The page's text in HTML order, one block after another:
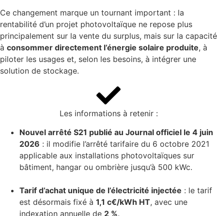
Ce changement marque un tournant important : la
rentabilité d’un projet photovoltaïque ne repose plus
principalement sur la vente du surplus, mais sur la capacité
à consommer directement l’énergie solaire produite, à
piloter les usages et, selon les besoins, à intégrer une
solution de stockage.
Les informations à retenir :
Nouvel arrêté S21 publié au Journal officiel le 4 juin
2026 : il modifie l’arrêté tarifaire du 6 octobre 2021
applicable aux installations photovoltaïques sur
bâtiment, hangar ou ombrière jusqu’à 500 kWc.
Tarif d’achat unique de l’électricité injectée : le tarif
est désormais fixé à 1,1 c€/kWh HT, avec une
indexation annuelle de 2 %.